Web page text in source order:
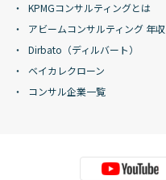
KPMGコンサルティングとは
アビームコンサルティング 年収
Dirbato（ディルバート）
ベイカレクローン
コンサル企業一覧